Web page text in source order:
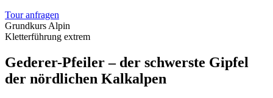
Tour anfragen
Grundkurs Alpin
Kletterführung extrem
Gederer-Pfeiler – der schwerste Gipfel
der nördlichen Kalkalpen